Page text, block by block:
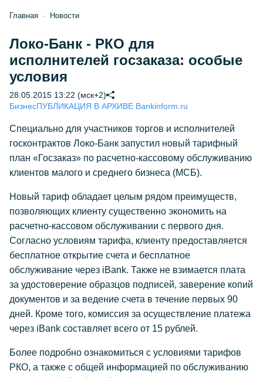
Главная Новости
Локо-Банк - РКО для
исполнителей госзаказа: особые
условия
28.05.2015 13:22 (мск+2)
БизнесПУБЛИКАЦИЯ В АРХИВЕ Bankinform.ru
Специально для участников торгов и исполнителей
госконтрактов Локо-Банк запустил новый тарифный
план «Госзаказ» по расчетно-кассовому обслуживанию
клиентов малого и среднего бизнеса (МСБ).
Новый тариф обладает целым рядом преимуществ,
позволяющих клиенту существенно экономить на
расчетно-кассовом обслуживании с первого дня.
Согласно условиям тарифа, клиенту предоставляется
бесплатное открытие счета и бесплатное
обслуживание через iBank. Также не взимается плата
за удостоверение образцов подписей, заверение копий
документов и за ведение счета в течение первых 90
дней. Кроме того, комиссия за осуществление платежа
через iBank составляет всего от 15 рублей.
Более подробно ознакомиться с условиями тарифов
РКО, а также с общей информацией по обслуживанию